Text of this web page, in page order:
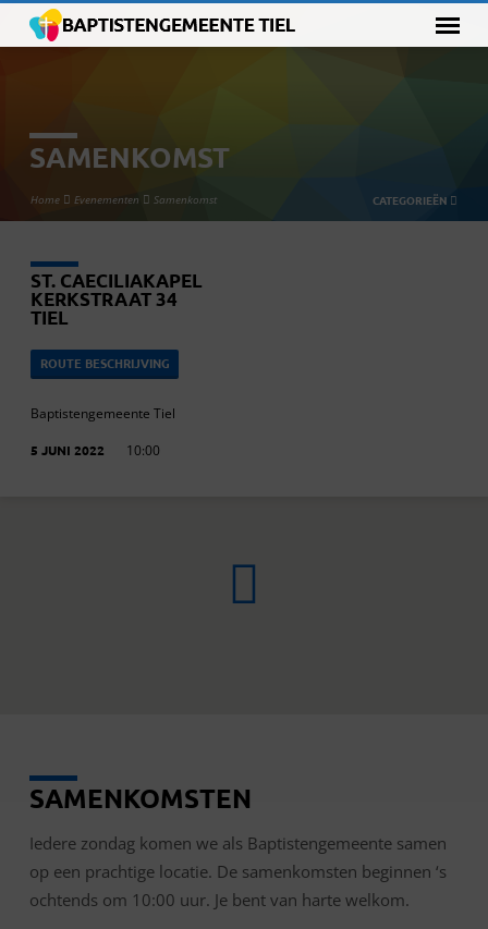
SAMENKOMST
Home Evenementen Samenkomst CATEGORIEËN
ST. CAECILIAKAPEL
KERKSTRAAT 34
TIEL
ROUTE BESCHRIJVING
Baptistengemeente Tiel
5 JUNI 2022 10:00
SAMENKOMST
SAMENKOMSTEN
Iedere zondag komen we als Baptistengemeente samen
op een prachtige locatie. De samenkomsten beginnen ‘s
ochtends om 10:00 uur. Je bent van harte welkom.